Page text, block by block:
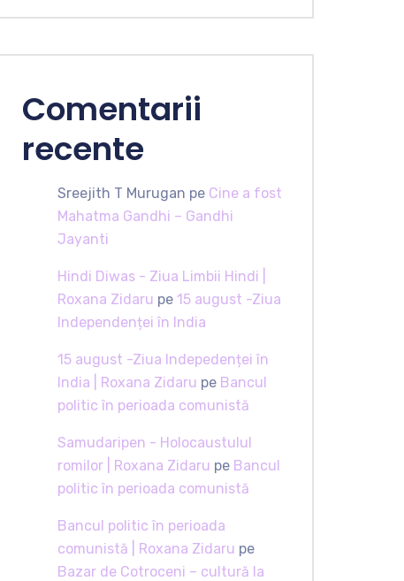
Comentarii
recente
Sreejith T Murugan pe Cine a fost
Mahatma Gandhi – Gandhi
Jayanti
Hindi Diwas - Ziua Limbii Hindi |
Roxana Zidaru pe 15 august -Ziua
Independenței în India
15 august -Ziua Indepedenței în
India | Roxana Zidaru pe Bancul
politic în perioada comunistă
Samudaripen - Holocaustulul
romilor | Roxana Zidaru pe Bancul
politic în perioada comunistă
Bancul politic în perioada
comunistă | Roxana Zidaru pe
Bazar de Cotroceni – cultură la